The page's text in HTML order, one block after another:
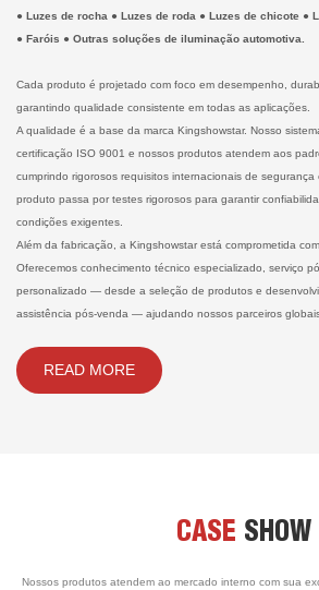
● Luzes de rocha ● Luzes de roda ● Luzes de chicote ●
● Faróis ● Outras soluções de iluminação automotiva.
Cada produto é projetado com foco em desempenho,
garantindo qualidade consistente em todas as aplicações.
A qualidade é a base da marca Kingshowstar. Nosso
certificação ISO 9001 e nossos produtos atendem aos
cumprindo rigorosos requisitos internacionais de segurança
produto passa por testes rigorosos para garantir
condições exigentes.
Além da fabricação, a Kingshowstar está comprometida
Oferecemos conhecimento técnico especializado, serviço
personalizado — desde a seleção de produtos e
assistência pós-venda — ajudando nossos parceiros
READ MORE
CASE SHOW
Nossos produtos atendem ao mercado interno com sua